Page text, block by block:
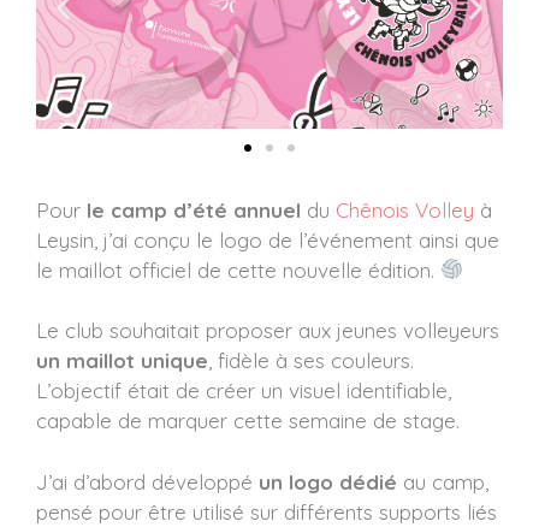
Pour le camp d’été annuel du Chênois Volley à
Leysin, j’ai conçu le logo de l’événement ainsi que
le maillot officiel de cette nouvelle édition.
Le club souhaitait proposer aux jeunes volleyeurs
un maillot unique , fidèle à ses couleurs.
L’objectif était de créer un visuel identifiable,
capable de marquer cette semaine de stage.
J’ai d’abord développé un logo dédié au camp,
pensé pour être utilisé sur différents supports liés